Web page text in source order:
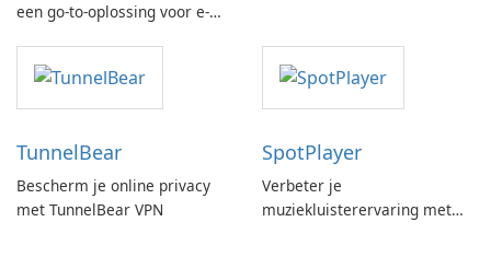
een go-to-oplossing voor e-
TunnelBear
Bescherm je online privacy
met TunnelBear VPN
SpotPlayer
Verbeter je
muziekluisterervaring met